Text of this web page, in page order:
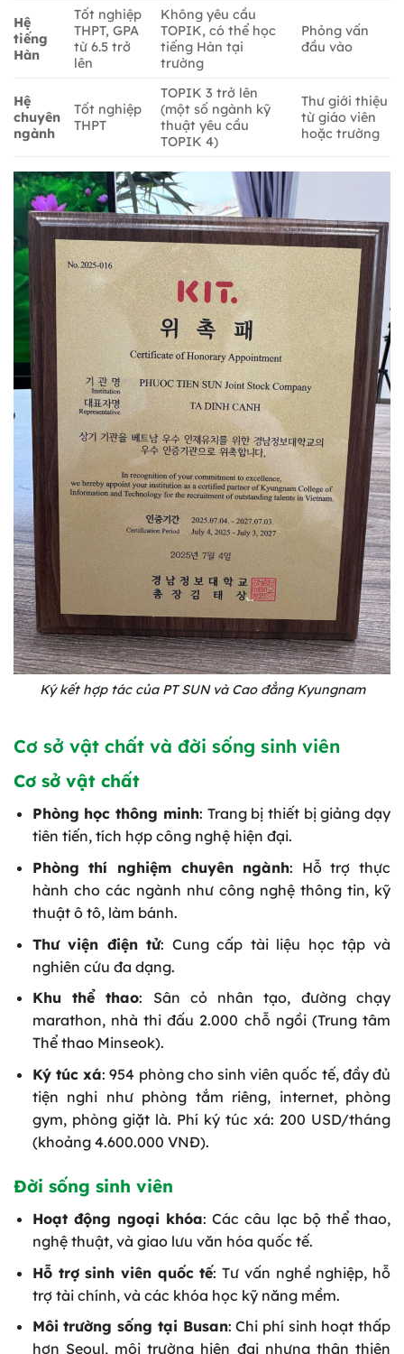
Hệ
tiếng
Hàn
Tốt nghiệp
THPT, GPA
từ 6.5 trở
lên
Không yêu cầu
TOPIK, có thể học
tiếng Hàn tại
trường
Phỏng vấn
đầu vào
Hệ
chuyên
ngành
Tốt nghiệp
THPT
TOPIK 3 trở lên
(một số ngành kỹ
thuật yêu cầu
TOPIK 4)
Thư giới thiệu
từ giáo viên
hoặc trường
Ký kết hợp tác của PT SUN và Cao đẳng Kyungnam
Cơ sở vật chất và đời sống sinh viên
Cơ sở vật chất
Phòng học thông minh: Trang bị thiết bị giảng dạy
tiên tiến, tích hợp công nghệ hiện đại.
Phòng thí nghiệm chuyên ngành: Hỗ trợ thực
hành cho các ngành như công nghệ thông tin, kỹ
thuật ô tô, làm bánh.
Thư viện điện tử: Cung cấp tài liệu học tập và
nghiên cứu đa dạng.
Khu thể thao: Sân cỏ nhân tạo, đường chạy
marathon, nhà thi đấu 2.000 chỗ ngồi (Trung tâm
Thể thao Minseok).
Ký túc xá: 954 phòng cho sinh viên quốc tế, đầy đủ
tiện nghi như phòng tắm riêng, internet, phòng
gym, phòng giặt là. Phí ký túc xá: 200 USD/tháng
(khoảng 4.600.000 VNĐ).
Đời sống sinh viên
Hoạt động ngoại khóa: Các câu lạc bộ thể thao,
nghệ thuật, và giao lưu văn hóa quốc tế.
Hỗ trợ sinh viên quốc tế: Tư vấn nghề nghiệp, hỗ
trợ tài chính, và các khóa học kỹ năng mềm.
Môi trường sống tại Busan: Chi phí sinh hoạt thấp
hơn Seoul, môi trường hiện đại nhưng thân thiện